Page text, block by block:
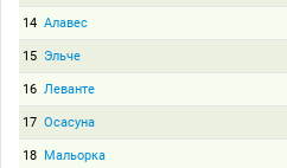
14 Алавес
15 Эльче
16 Леванте
17 Осасуна
18 Мальорка